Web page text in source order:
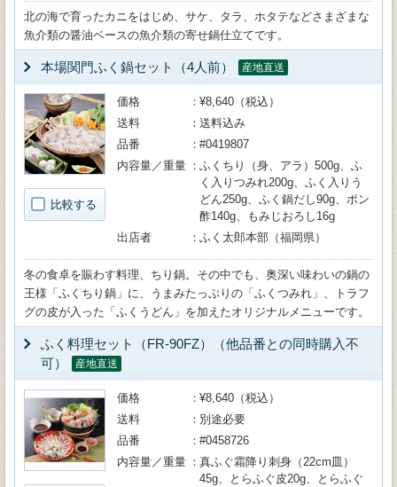
北の海で育ったカニをはじめ、サケ、タラ、ホタテなどさまざまな
魚介類の醤油ベースの魚介類の寄せ鍋仕立てです。
本場関門ふく鍋セット（4人前） 産地直送
比較する
価格
¥8,640（税込）
送料
送料込み
品番
#0419807
内容量／重量
ふくちり（身、アラ）500g、ふ
く入りつみれ200g、ふく入りう
どん250g、ふく鍋だし90g、ポン
酢140g、もみじおろし16g
出店者
ふく太郎本部（福岡県）
冬の食卓を賑わす料理、ちり鍋。その中でも、奥深い味わいの鍋の
王様「ふくちり鍋」に、うまみたっぷりの「ふくつみれ」、トラフ
グの皮が入った「ふくうどん」を加えたオリジナルメニューです。
ふく料理セット（FR-90FZ）（他品番との同時購入不
可）
産地直送
価格
¥8,640（税込）
送料
別途必要
品番
#0458726
内容量／重量
真ふぐ霜降り刺身（22cm皿）
45g、とらふぐ皮20g、とらふぐ